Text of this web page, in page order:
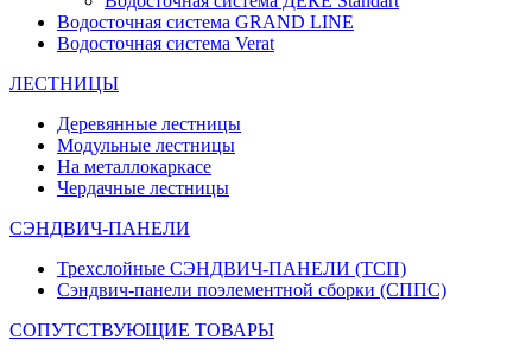
Водосточная система GRAND LINE
Водосточная система Verat
ЛЕСТНИЦЫ
Деревянные лестницы
Модульные лестницы
На металлокаркасе
Чердачные лестницы
СЭНДВИЧ-ПАНЕЛИ
Трехслойные СЭНДВИЧ-ПАНЕЛИ (ТСП)
Сэндвич-панели поэлементной сборки (СППС)
СОПУТСТВУЮЩИЕ ТОВАРЫ